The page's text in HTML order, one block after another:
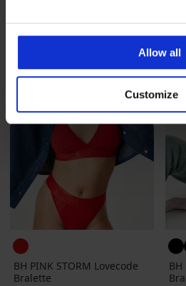
Allow all
Customize
BH PINK STORM Lovecode
Bralette
BH